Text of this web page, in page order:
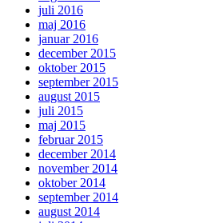
juli 2016
maj 2016
januar 2016
december 2015
oktober 2015
september 2015
august 2015
juli 2015
maj 2015
februar 2015
december 2014
november 2014
oktober 2014
september 2014
august 2014